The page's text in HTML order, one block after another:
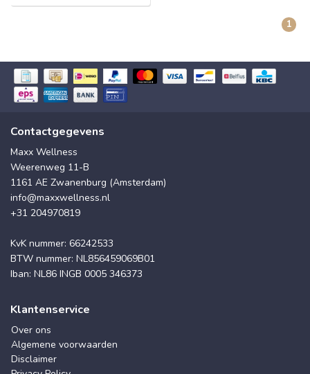
1
Contactgegevens
Maxx Wellness
Weerenweg 11-B
1161 AE Zwanenburg (Amsterdam)
info@maxxwellness.nl
+31 204970819
KvK nummer: 66242533
BTW nummer: NL856459069B01
Iban: NL86 INGB 0005 346373
Klantenservice
Over ons
Algemene voorwaarden
Disclaimer